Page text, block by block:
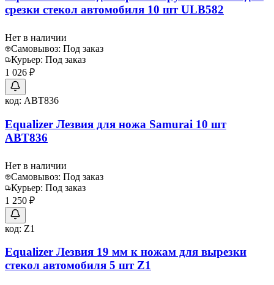
срезки стекол автомобиля 10 шт ULB582
Нет в наличии
Самовывоз: Под заказ
Курьер: Под заказ
1 026 ₽
код: ABT836
Equalizer Лезвия для ножа Samurai 10 шт
ABT836
Нет в наличии
Самовывоз: Под заказ
Курьер: Под заказ
1 250 ₽
код: Z1
Equalizer Лезвия 19 мм к ножам для вырезки
стекол автомобиля 5 шт Z1